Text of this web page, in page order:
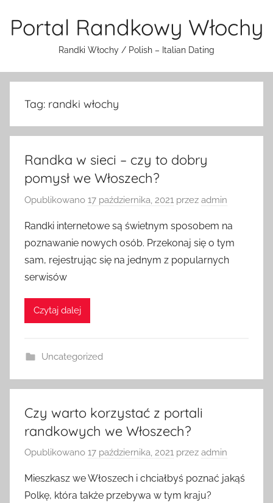
Portal Randkowy Włochy
Randki Włochy / Polish – Italian Dating
Tag: randki włochy
Randka w sieci – czy to dobry
pomysł we Włoszech?
Opublikowano 17 października, 2021 przez admin
Randki internetowe są świetnym sposobem na
poznawanie nowych osób. Przekonaj się o tym
sam, rejestrując się na jednym z popularnych
serwisów
Czytaj dalej
Uncategorized
Czy warto korzystać z portali
randkowych we Włoszech?
Opublikowano 17 października, 2021 przez admin
Mieszkasz we Włoszech i chciałbyś poznać jakąś
Polkę, która także przebywa w tym kraju?